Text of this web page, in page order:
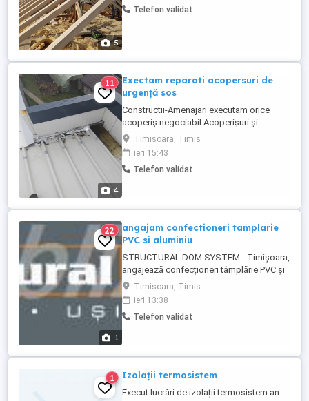
5
invelitori acoperisuri -Remedieri infiltratii
Telefon validat
4
11
Exectam reparati acopersuri de
urgență sos
Constructii-Amenajari executam orice
acoperiș negociabil Acoperișuri și
reparații de urgență Dulgherie ,mansardări,
astereala -Montaj acoperis tigla metalica -
Reparatii acoperis tigla ceramica -Montaj
invelitori acoperisuri -Remedieri infiltratii
Dulgherie,mansardări, ...
Timisoara, Timis
ieri 15:43
Telefon validat
1
22
angajam confectioneri tamplarie
PVC si aluminiu
STRUCTURAL DOM SYSTEM - Timișoara,
angajează confecționeri tâmplărie PVC și
aluminu. Se oferă: - salarizare peste
media din domeniu ( intre 5.500 - 6.500 lei
net ) - contract de munca - ore
suplimentare plătite ( dacă este cazul ) -
Timisoara, Timis
ieri 13:38
Telefon validat
1 Izolații termosistem
Execut lucrări de izolații termosistem an